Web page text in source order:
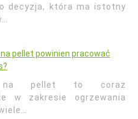
decyzja, która ma istotny
pellet powinien pracować
na pellet to coraz
w zakresie ogrzewania